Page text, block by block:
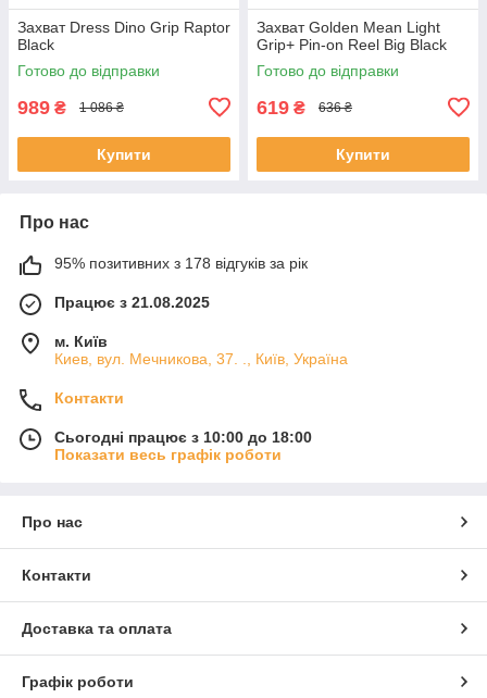
Захват Dress Dino Grip Raptor
Black
Готово до відправки
989 ₴ 1 086 ₴
Купити
Захват Golden Mean Light
Grip+ Pin-on Reel Big Black
Готово до відправки
619 ₴ 636 ₴
Купити
Про нас
95% позитивних з 178 відгуків за рік
Працює з 21.08.2025
м. Київ
Киев, вул. Мечникова, 37. ., Київ, Україна
Контакти
Сьогодні працює з 10:00 до 18:00
Показати весь графік роботи
Про нас
Контакти
Доставка та оплата
Графік роботи